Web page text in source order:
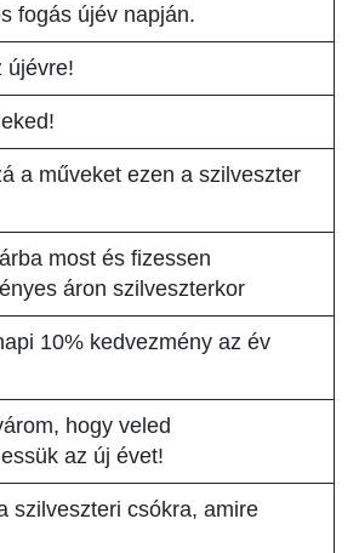
fogás újév napján.
újévre!
a műveket ezen a szilveszter
most és fizessen
áron szilveszterkor
10% kedvezmény az év
hogy veled
az új évet!
szilveszteri csókra, amire